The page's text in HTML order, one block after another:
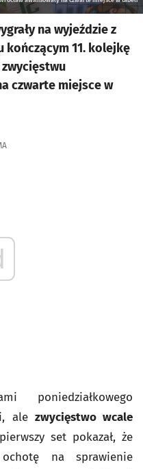
na wyjeździe z
kończącym 11. kolejkę
czwarte miejsce w
poniedziałkowego
ale zwycięstwo wcale
set pokazał, że
na sprawienie